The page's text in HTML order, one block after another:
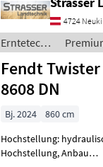
Zinkenverlustsicherung,
Grenzstreueinrichtung,
Streuwinkelverstellung,
Schutzbügel - zentrale
Randstr
4724
Erntetechnik
Grünland /
Fendt
Fendt Twister
8608 DN
Bj. 2024
860 cm
Hochstellung:
Hochstellung, Anbau